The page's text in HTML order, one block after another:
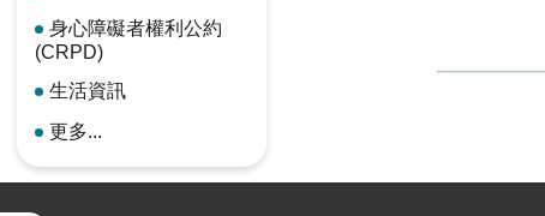
身心障礙者權利公約
(CRPD)
生活資訊
更多...